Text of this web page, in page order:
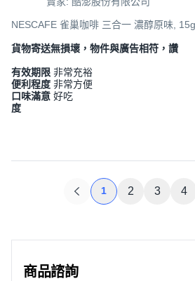
NESCAFE 雀巢咖啡 三合一 濃醇原味,
貨物寄送無損壞，物件與廣告相符，讚
有效期限 非常充裕
便利程度 非常方便
口味滿意
度
好吃
1 2 3 4
商品諮詢